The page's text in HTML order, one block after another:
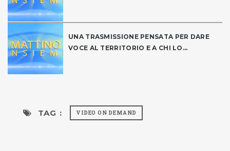
UNA TRASMISSIONE PENSATA PER DARE
VOCE AL TERRITORIO E A CHI LO...
TAG : VIDEO ON DEMAND